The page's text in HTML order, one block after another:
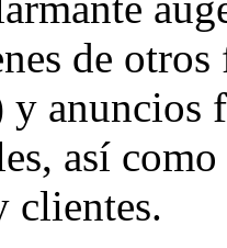
de
anuncios
así
clientes.